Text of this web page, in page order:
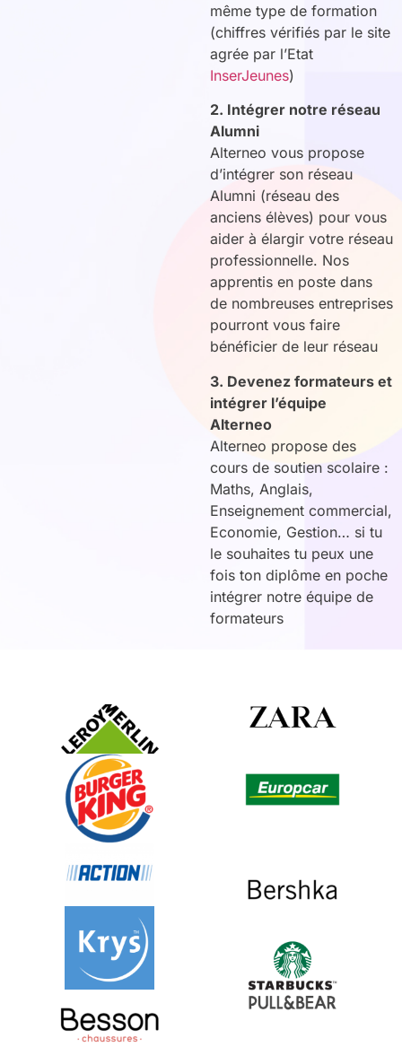
même type de formation
(chiffres vérifiés par le site
agrée par l’Etat
InserJeunes)
2. Intégrer notre réseau
Alumni
Alterneo vous propose
d’intégrer son réseau
Alumni (réseau des
anciens élèves) pour vous
aider à élargir votre réseau
professionnelle. Nos
apprentis en poste dans
de nombreuses entreprises
pourront vous faire
bénéficier de leur réseau
3. Devenez formateurs et
intégrer l’équipe
Alterneo
Alterneo propose des
cours de soutien scolaire :
Maths, Anglais,
Enseignement commercial,
Economie, Gestion… si tu
le souhaites tu peux une
fois ton diplôme en poche
intégrer notre équipe de
formateurs